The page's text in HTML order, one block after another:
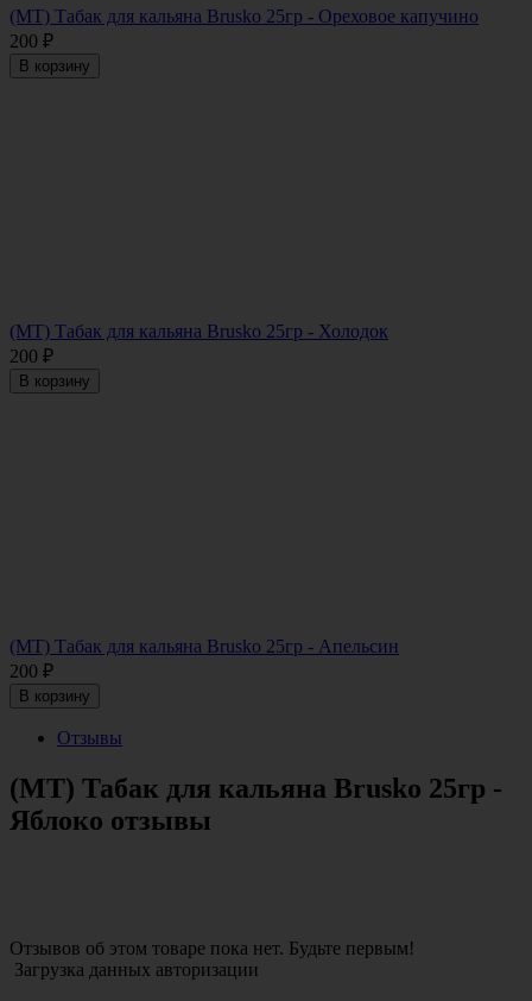
(МТ) Табак для кальяна Brusko 25гр - Ореховое капучино
200 ₽
В корзину
(МТ) Табак для кальяна Brusko 25гр - Холодок
200 ₽
В корзину
(МТ) Табак для кальяна Brusko 25гр - Апельсин
200 ₽
В корзину
Отзывы
(МТ) Табак для кальяна Brusko 25гр -
Яблоко отзывы
Отзывов об этом товаре пока нет. Будьте первым!
Загрузка данных авторизации